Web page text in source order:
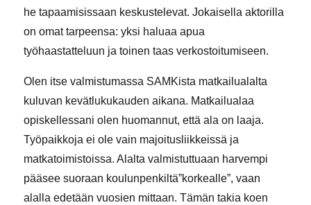
he tapaamisissaan keskustelevat. Jokaisella aktorilla
on omat tarpeensa: yksi haluaa apua
työhaastatteluun ja toinen taas verkostoitumiseen.
Olen itse valmistumassa SAMKista matkailualalta
kuluvan kevätlukukauden aikana. Matkailualaa
opiskellessani olen huomannut, että ala on laaja.
Työpaikkoja ei ole vain majoitusliikkeissä ja
matkatoimistoissa. Alalta valmistuttuaan harvempi
pääsee suoraan koulunpenkiltä”korkealle”, vaan
alalla edetään vuosien mittaan. Tämän takia koen